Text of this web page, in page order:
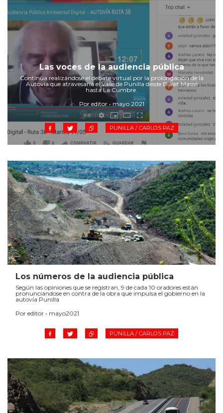
Las voces de la audiencia pública
Continúa realizándose el debate virtual por la prolongación de la
Autovía que atravesaría el Valle de Punilla desde Bialet Massé
hasta La Cumbre.
Por editor • mayo 2021
PUNILLA / CARLOS PAZ
Los números de la audiencia pública
Según las opiniones que se registran, 9 de cada 10 oradores están
pronunciándose en contra de la obra que impulsa el gobierno en la
autovía Punilla
Por editor • mayo2021
PUNILLA / CARLOS PAZ